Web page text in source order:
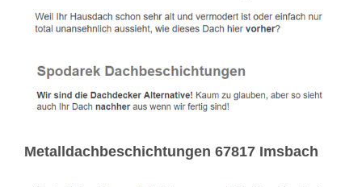
Metalldachbeschichtungen 67817 Imsbach